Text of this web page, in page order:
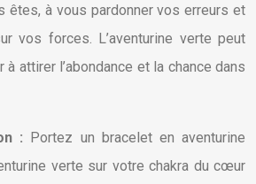
êtes, à vous pardonner vos erreurs et
vos forces. L’aventurine verte peut
attirer l’abondance et la chance dans
: Portez un bracelet en aventurine
verte sur votre chakra du cœur